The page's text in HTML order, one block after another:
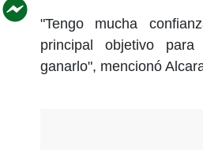
"Tengo mucha
principal objetivo
ganarlo", mencionó